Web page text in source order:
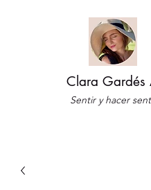
Clara Gardés
Sentir y hacer